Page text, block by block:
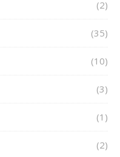
(2)
(35)
(10)
(3)
(1)
(2)